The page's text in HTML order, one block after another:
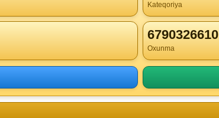
Kateqoriya
6790326610
Oxunma